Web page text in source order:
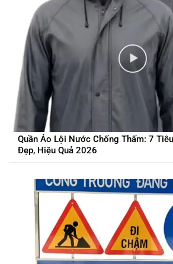
Quần Áo Lội Nước Chống Thấm: 7
Đẹp, Hiệu Quả 2026